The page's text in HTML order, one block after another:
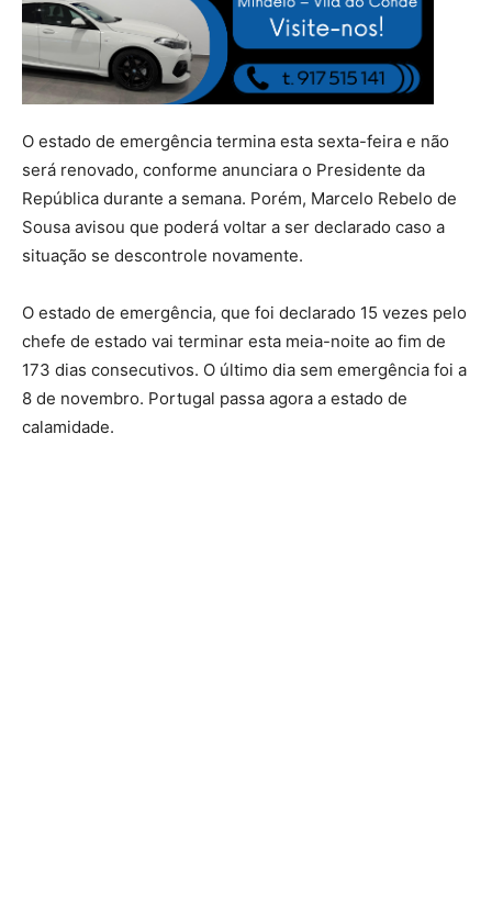
O estado de emergência termina esta sexta-feira e não
será renovado, conforme anunciara o Presidente da
República durante a semana. Porém, Marcelo Rebelo de
Sousa avisou que poderá voltar a ser declarado caso a
situação se descontrole novamente.
O estado de emergência, que foi declarado 15 vezes pelo
chefe de estado vai terminar esta meia-noite ao fim de
173 dias consecutivos. O último dia sem emergência foi a
8 de novembro. Portugal passa agora a estado de
calamidade.